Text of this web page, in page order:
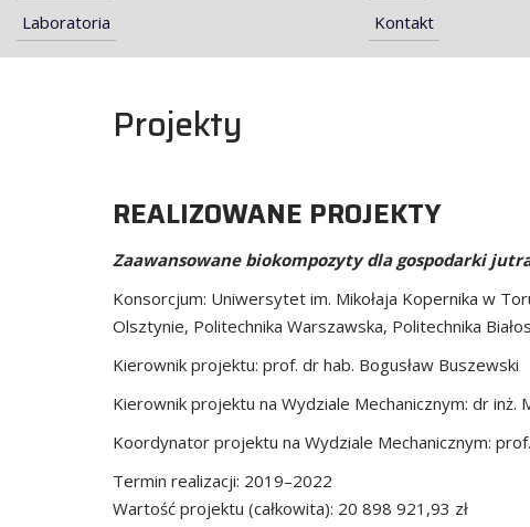
Laboratoria
Kontakt
Projekty
REALIZOWANE PROJEKTY
Zaawansowane biokompozyty dla gospodarki
Konsorcjum: Uniwersytet im. Mikołaja Kopernika w
Olsztynie, Politechnika Warszawska, Politechnika
Kierownik projektu: prof. dr hab. Bogusław Buszewski
Kierownik projektu na Wydziale Mechanicznym: dr inż.
Koordynator projektu na Wydziale Mechanicznym:
Termin realizacji: 2019–2022
Wartość projektu (całkowita): 20 898 921,93 zł